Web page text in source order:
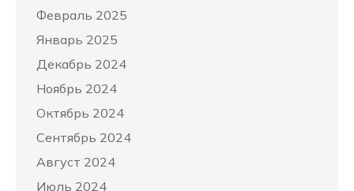
Февраль 2025
Январь 2025
Декабрь 2024
Ноябрь 2024
Октябрь 2024
Сентябрь 2024
Август 2024
Июль 2024